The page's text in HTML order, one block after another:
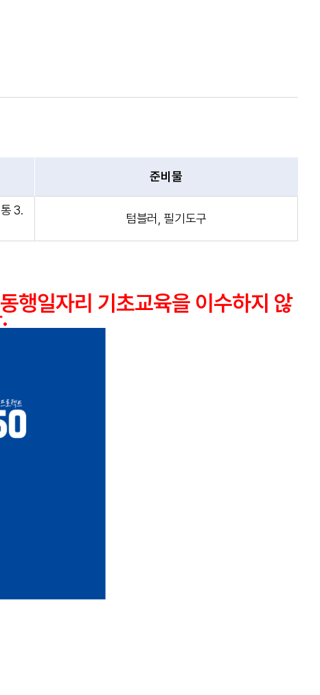
준비물
3.
텀블러, 필기도구
행일자리 기초교육을 이수하지 않